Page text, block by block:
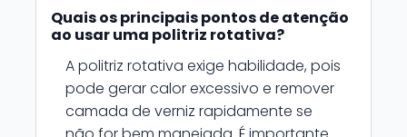
Quais os principais pontos de atenção
ao usar uma politriz rotativa?
A politriz rotativa exige habilidade, pois
pode gerar calor excessivo e remover
camada de verniz rapidamente se